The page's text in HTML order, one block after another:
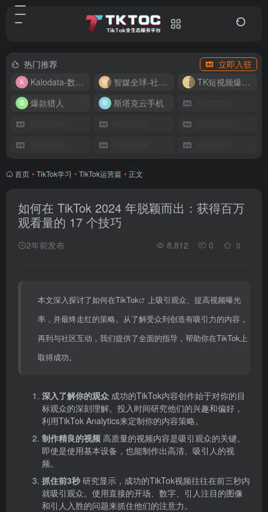
热门推荐
立即入驻
Kalodata-数据分析平台
智媒全球-社媒管理平台
TK短视频爆款复刻
爆款猎人
斯塔克云手机
首页 • TikTok学习 • TikTok运营篇 • 正文
如何在 TikTok 2024 年脱颖而出：获得百万
观看量的 17 个技巧
2年前发布 8,812 0 0
本文深入探讨了如何在TikTok
上吸引观众、提高视频曝光
率，并最终走红的策略。从了解受众到创造有吸引力的内容，
再到与社区互动，我们提供了全面的指导，帮助你在TikTok上
取得成功。
深入了解你的观众 成功的TikTok内容创作始于对你的目
标观众的深刻理解。投入时间研究他们的兴趣和偏好，
利用TikTok Analytics来定制你的内容策略。
制作精良的视频 高质量的视频内容是吸引观众的关键。
即使是使用基本设备，也能制作出高清、吸引人的视
频。
抓住前3秒研究显示，成功的TikTok视频往往在前三秒内
就吸引观众。使用直接的开场、数字、引人注目的图像
和引人入胜的问题来抓住他们的注意力。